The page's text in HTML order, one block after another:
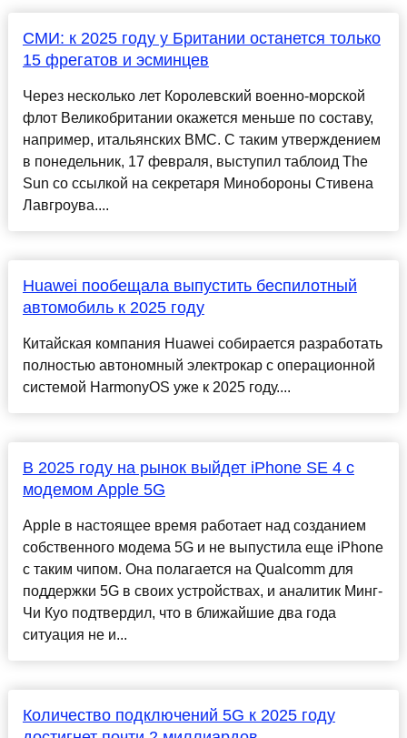
СМИ: к 2025 году у Британии останется только
15 фрегатов и эсминцев
Через несколько лет Королевский военно-морской
флот Великобритании окажется меньше по составу,
например, итальянских ВМС. С таким утверждением
в понедельник, 17 февраля, выступил таблоид The
Sun со ссылкой на секретаря Минобороны Стивена
Лавгроува....
Huawei пообещала выпустить беспилотный
автомобиль к 2025 году
Китайская компания Huawei собирается разработать
полностью автономный электрокар с операционной
системой HarmonyOS уже к 2025 году....
В 2025 году на рынок выйдет iPhone SE 4 с
модемом Apple 5G
Apple в настоящее время работает над созданием
собственного модема 5G и не выпустила еще iPhone
с таким чипом. Она полагается на Qualcomm для
поддержки 5G в своих устройствах, и аналитик Минг-
Чи Куо подтвердил, что в ближайшие два года
ситуация не и...
Количество подключений 5G к 2025 году